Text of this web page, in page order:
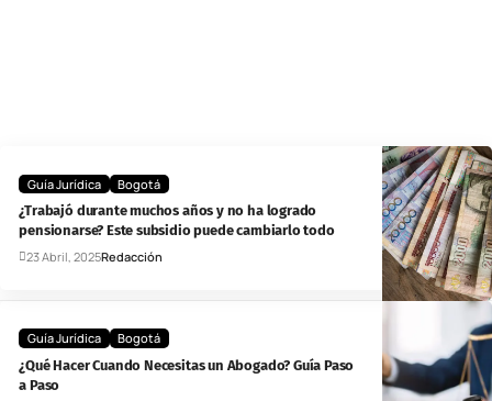
Guía Jurídica
Bogotá
¿Trabajó durante muchos años y no ha logrado
pensionarse? Este subsidio puede cambiarlo todo
23 Abril, 2025Redacción
Guía Jurídica
Bogotá
¿Qué Hacer Cuando Necesitas un Abogado? Guía Paso
a Paso